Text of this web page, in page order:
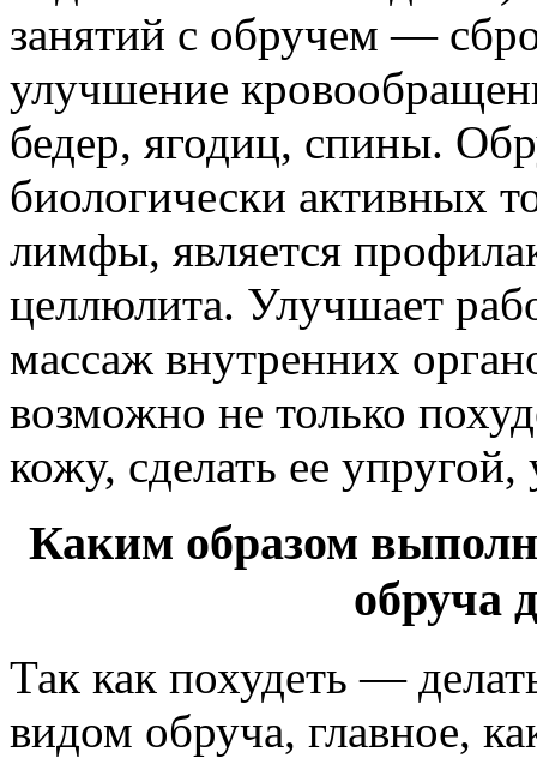
занятий с обручем —
улучшение
бедер, ягодиц, спины.
биологически активных
лимфы, является
целлюлита. Улучшает
массаж внутренних
возможно не только
кожу, сделать ее
Каким образом
обруча
Так как похудеть —
видом обруча, главное,